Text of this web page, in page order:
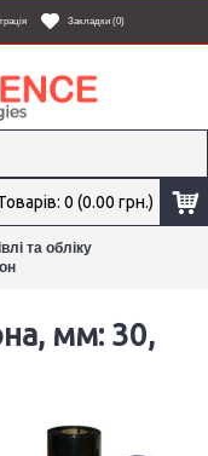
Закладки (0)
0 (0.00 грн.)
та обліку
мм: 30,